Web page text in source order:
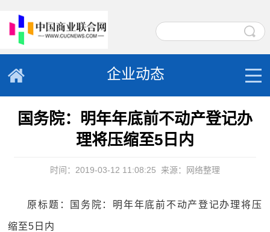
企业动态
国务院：明年年底前不动产登记办
理将压缩至5日内
时间：2019-03-12 11:08:25 来源：网络整理
原标题：国务院：明年年底前不动产登记办理将压
缩至5日内